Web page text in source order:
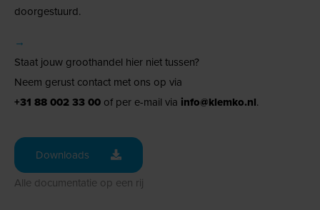
doorgestuurd.
→
Staat jouw groothandel hier niet tussen?
Neem gerust contact met ons op via
+31 88 002 33 00 of per e-mail via info@klemko.nl.
Downloads
Alle documentatie op een rij